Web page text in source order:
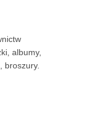
albumy,
broszury.